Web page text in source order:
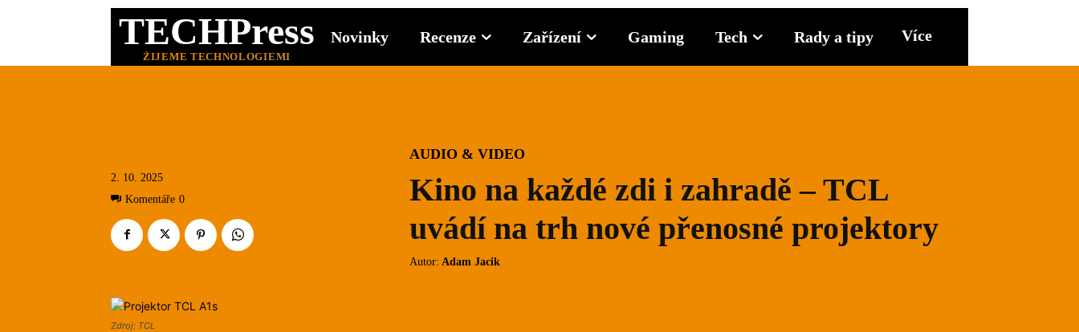
TECHPress
ŽIJEME TECHNOLOGIEMI
Novinky Recenze Zařízení Gaming Tech Rady a tipy Více
2. 10. 2025
Komentáře 0
AUDIO & VIDEO
Kino na každé zdi i zahradě – TCL
uvádí na trh nové přenosné projektory
Autor: Adam Jacik
Zdroj: TCL